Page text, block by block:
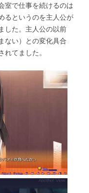
室で仕事を続けるのは
るというのを主人公が
した。主人公の以前
ない）との変化具合
てました。